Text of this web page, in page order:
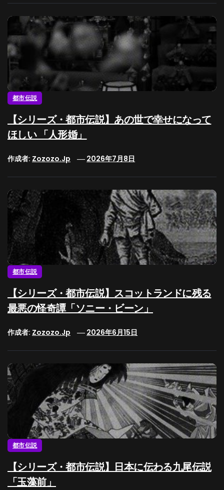
都市伝説
【シリーズ・都市伝説】あの世で幸せになって
ほしい 「人形婚」
作成者: Zozozo.jp 2026年7月8日
都市伝説
【シリーズ・都市伝説】スコットランドに残る
最悪の怪奇譚「ソニー・ビーン」
作成者: Zozozo.jp 2026年6月15日
都市伝説
【シリーズ・都市伝説】日本に伝わる九尾伝説
「玉藻前」